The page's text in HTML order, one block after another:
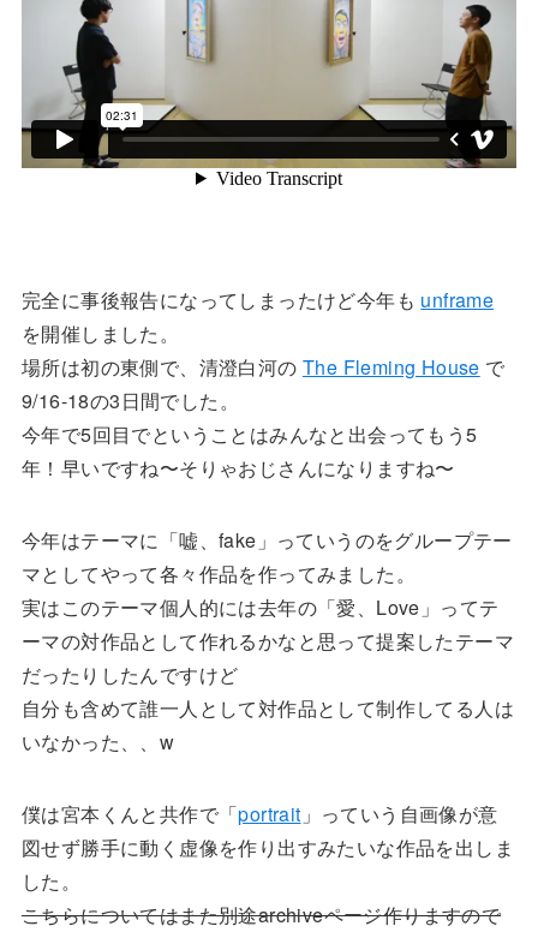
完全に事後報告になってしまったけど今年も unframe
を開催しました。
場所は初の東側で、清澄白河の The Fleming House で
9/16-18の3日間でした。
今年で5回目でということはみんなと出会ってもう5
年！早いですね〜そりゃおじさんになりますね〜
今年はテーマに「嘘、fake」っていうのをグループテー
マとしてやって各々作品を作ってみました。
実はこのテーマ個人的には去年の「愛、Love」ってテ
ーマの対作品として作れるかなと思って提案したテーマ
だったりしたんですけど
自分も含めて誰一人として対作品として制作してる人は
いなかった、、w
僕は宮本くんと共作で「portrait 」っていう自画像が意
図せず勝手に動く虚像を作り出すみたいな作品を出しま
した。
こちらについてはまた別途archiveページ作りますので